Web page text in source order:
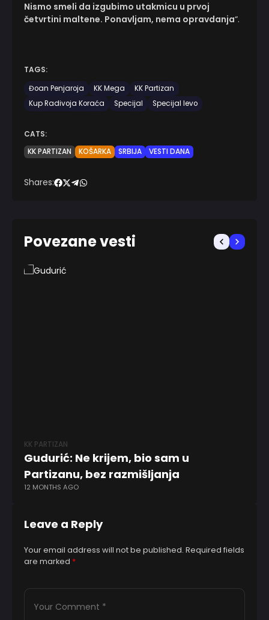
Nismo smeli da izgubimo utakmicu u prvoj
četvrtini maltene. Ponavljam, nema opravdanja“.
TAGS:
Đoan Penjaroja
KK Mega
KK Partizan
Kup Radivoja Koraća
Specijal Specijal levo
CATS:
KK PARTIZAN
KOŠARKA SRBIJA VESTI DANA
Shares:
Povezane vesti
KK PARTIZAN
Gudurić: Ne krijem, bio sam u
Partizanu, bez razmišljanja
12 MONTHS AGO
Leave a Reply
Your email address will not be published. Required fields
are marked *